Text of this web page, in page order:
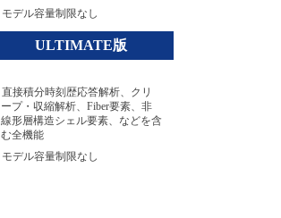
モデル容量制限なし
ULTIMATE版
直接積分時刻歴応答解析、クリ
ープ・収縮解析、Fiber要素、非
線形層構造シェル要素、などを含
む全機能
モデル容量制限なし